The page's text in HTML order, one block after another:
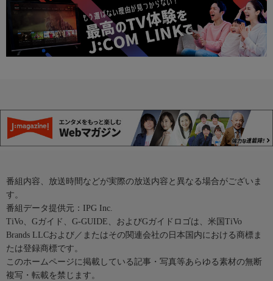
番組内容、放送時間などが実際の放送内容と異なる場合がございま
す。
番組データ提供元：IPG Inc.
TiVo、Gガイド、G-GUIDE、およびGガイドロゴは、米国TiVo
Brands LLCおよび／またはその関連会社の日本国内における商標ま
たは登録商標です。
このホームページに掲載している記事・写真等あらゆる素材の無断
複写・転載を禁じます。